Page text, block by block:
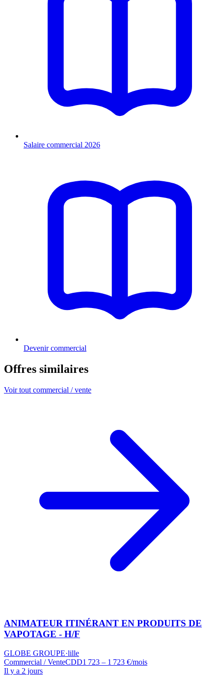
Salaire commercial 2026
Devenir commercial
Offres similaires
Voir tout commercial / vente
ANIMATEUR ITINÉRANT EN PRODUITS DE
VAPOTAGE - H/F
GLOBE GROUPE·lille
Commercial / VenteCDD1 723 – 1 723 €/mois
Il y a 2 jours